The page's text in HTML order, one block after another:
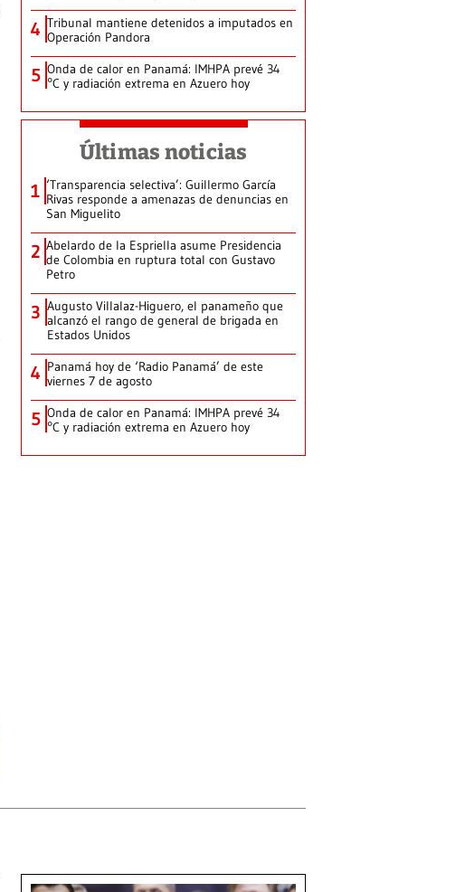
4 Tribunal mantiene detenidos a imputados en
Operación Pandora
5 Onda de calor en Panamá: IMHPA prevé 34
°C y radiación extrema en Azuero hoy
Últimas noticias
1 ‘Transparencia selectiva’: Guillermo García
Rivas responde a amenazas de denuncias en
San Miguelito
2 Abelardo de la Espriella asume Presidencia
de Colombia en ruptura total con Gustavo
Petro
3 Augusto Villalaz-Higuero, el panameño que
alcanzó el rango de general de brigada en
Estados Unidos
4 Panamá hoy de ‘Radio Panamá’ de este
viernes 7 de agosto
5 Onda de calor en Panamá: IMHPA prevé 34
°C y radiación extrema en Azuero hoy